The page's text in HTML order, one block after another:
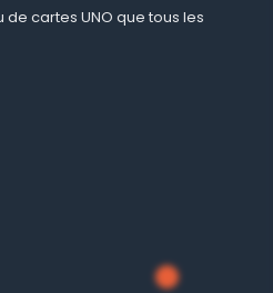
de cartes UNO que tous les